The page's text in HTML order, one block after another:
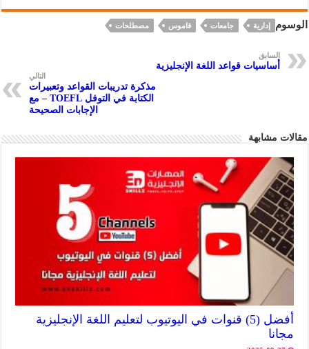
eb
oo
k
at
s
A
gr
a
m
ai
l
الوسوم إدارية جامعات قاموس مصطلحات
السابق
أساسيات قواعد اللغة الإنجليزية
التالي
مذكرة تدريبات القواعد وتعبيرات
الكتابة في التوفل TOEFL – مع
الإجابات الصحيحة
مقالات مشابهة
أفضل (5) قنوات في اليوتيوب لتعليم اللغة الإنجليزية
مجانا